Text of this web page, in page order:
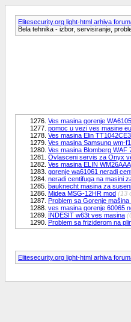
Elitesecurity.org light-html arhiva
Bela tehnika - izbor, servisiranje,
1276. Ves masina gorenje
1277. pomoc u vezi ves masine
1278. Ves masina Elin TT1042CE3
1279. Ves masina Samsung wm-
1280. Ves masina Blomberg WAF
1281. Ovlasceni servis za Onyx
1282. Ves masina ELIN WM26AAA
1283. gorenje wa61061 neradi
1284. neradi centifuga na masini
1285. bauknecht masina za
1286. Midea MSG-12HR mod (13
1287. Problem sa Gorenje
1288. ves masina gorenje 60065
1289. INDESIT w63t ves masina
1290. Problem sa friziderom na
Elitesecurity.org light-html arhiva